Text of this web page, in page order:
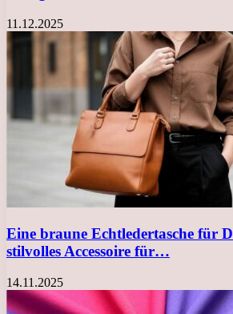
11.12.2025
Eine braune Echtledertasche für
stilvolles Accessoire für…
14.11.2025